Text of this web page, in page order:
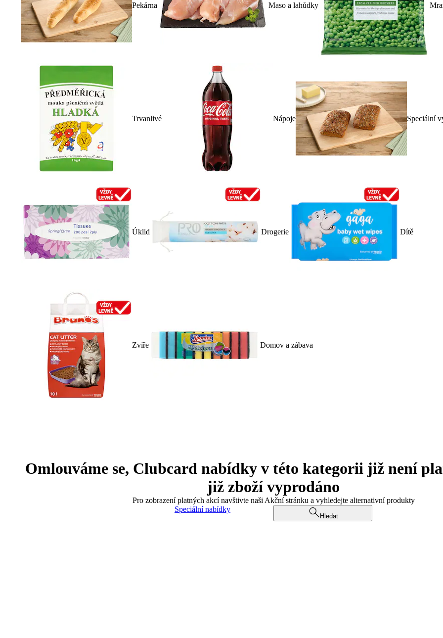
Pekárna Maso a lahůdky
Trvanlivé Nápoje Speciální
Úklid Drogerie Dítě
Zvíře Domov a zábava
Omlouváme se, Clubcard nabídky v této kategorii již není
již zboží vyprodáno
Pro zobrazení platných akcí navštivte naši Akční stránku a vyhledejte alternativní produkty
Speciální nabídky
Hledat